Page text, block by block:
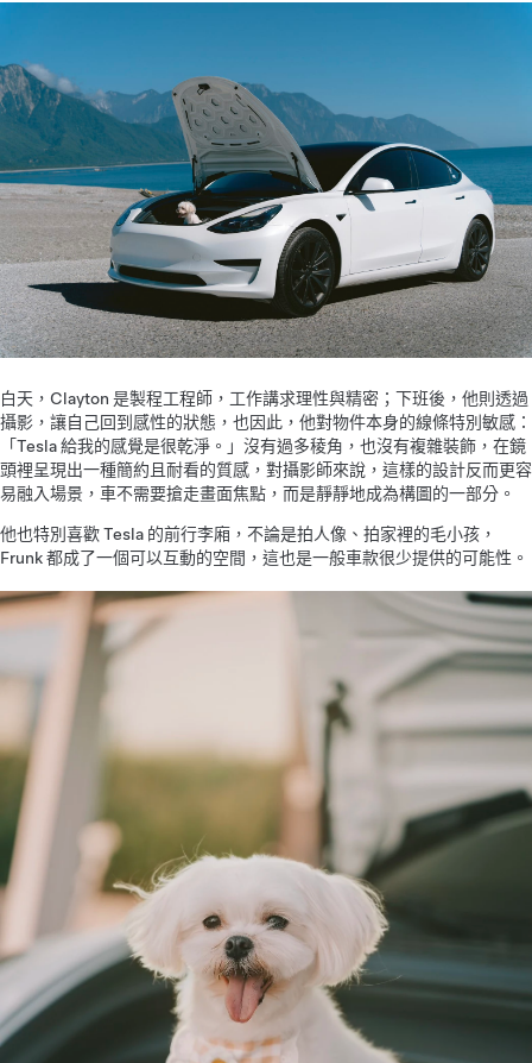
白天，Clayton 是製程工程師，工作講求理性與精密；下班後，他則透過
攝影，讓自己回到感性的狀態，也因此，他對物件本身的線條特別敏感：
「Tesla 給我的感覺是很乾淨。」沒有過多稜角，也沒有複雜裝飾，在鏡
頭裡呈現出一種簡約且耐看的質感，對攝影師來說，這樣的設計反而更容
易融入場景，車不需要搶走畫面焦點，而是靜靜地成為構圖的一部分。
他也特別喜歡 Tesla 的前行李廂，不論是拍人像、拍家裡的毛小孩，
Frunk 都成了一個可以互動的空間，這也是一般車款很少提供的可能性。